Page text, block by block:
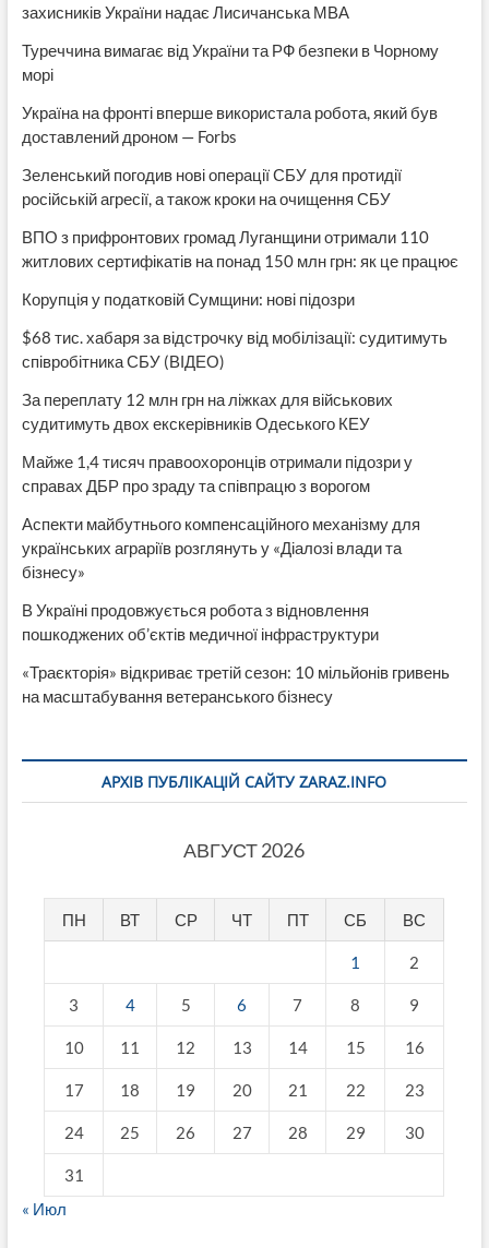
захисників України надає Лисичанська МВА
Туреччина вимагає від України та РФ безпеки в Чорному
морі
Україна на фронті вперше використала робота, який був
доставлений дроном — Forbs
Зеленський погодив нові операції СБУ для протидії
російській агресії, а також кроки на очищення СБУ
ВПО з прифронтових громад Луганщини отримали 110
житлових сертифікатів на понад 150 млн грн: як це працює
Корупція у податковій Сумщини: нові підозри
$68 тис. хабаря за відстрочку від мобілізації: судитимуть
співробітника СБУ (ВІДЕО)
За переплату 12 млн грн на ліжках для військових
судитимуть двох екскерівників Одеського КЕУ
Майже 1,4 тисяч правоохоронців отримали підозри у
справах ДБР про зраду та співпрацю з ворогом
Аспекти майбутнього компенсаційного механізму для
українських аграріїв розглянуть у «Діалозі влади та
бізнесу»
В Україні продовжується робота з відновлення
пошкоджених об’єктів медичної інфраструктури
«Траєкторія» відкриває третій сезон: 10 мільйонів гривень
на масштабування ветеранського бізнесу
АРХІВ ПУБЛІКАЦІЙ САЙТУ ZARAZ.INFO
АВГУСТ 2026
ПН ВТ СР ЧТ ПТ СБ ВС
1 2
3 4 5 6 7 8 9
10 11 12 13 14 15 16
17 18 19 20 21 22 23
24 25 26 27 28 29 30
31
« Июл